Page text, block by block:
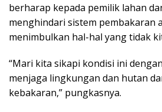
berharap kepada pemilik lahan
menghindari sistem pembakaran
menimbulkan hal-hal yang tidak
“Mari kita sikapi kondisi ini
menjaga lingkungan dan hutan
kebakaran,” pungkasnya.